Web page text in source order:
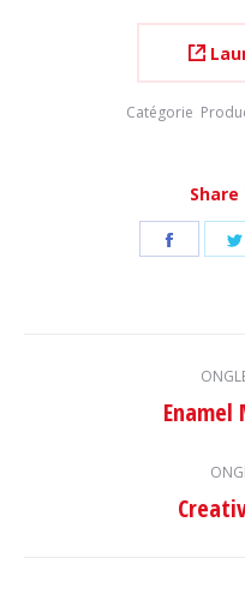
Catégorie
Share
commentaire
Enamel